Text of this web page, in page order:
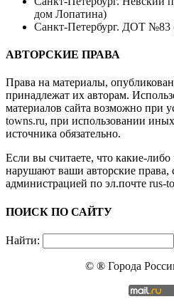
дом Лопатина)
Санкт-Петербург. ДОТ
АВТОРСКИЕ ПРАВА
Права на материалы,
принадлежат их авторам.
материалов сайта возможно при
towns.ru, при использовании
источника обязательно.
Если вы считаете, что какие-
нарушают ваши авторские права,
администрацией по эл.почте rus-
ПОИСК ПО САЙТУ
Найти:
© ® Города